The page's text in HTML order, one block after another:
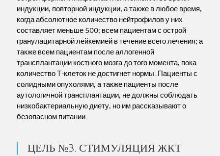
индукции, повторной индукции, а также в любое время,
когда абсолютное количество нейтрофилов у них
составляет меньше 500; всем пациентам с острой
гранулацитарной лейкемией в течение всего лечения; а
также всем пациентам после аллогенной
трансплантации костного мозга до того момента, пока
количество Т-клеток не достигнет нормы. Пациенты с
солидными опухолями, а также пациенты после
аутологичной трансплантации, не должны соблюдать
низкобактериальную диету, но им рассказывают о
безопасном питании.
ЦЕЛЬ №3. СТИМУЛЯЦИЯ ЖКТ